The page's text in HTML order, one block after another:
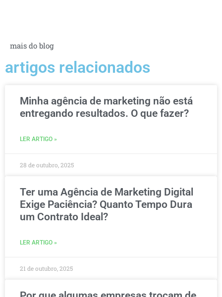
mais do blog
artigos relacionados
Minha agência de marketing não está
entregando resultados. O que fazer?
LER ARTIGO »
28 de outubro, 2025
Ter uma Agência de Marketing Digital
Exige Paciência? Quanto Tempo Dura
um Contrato Ideal?
LER ARTIGO »
21 de outubro, 2025